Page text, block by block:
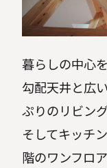
暮らしの中心
勾配天井と広
ぷりのリビン
そしてキッチ
階のワンフロ